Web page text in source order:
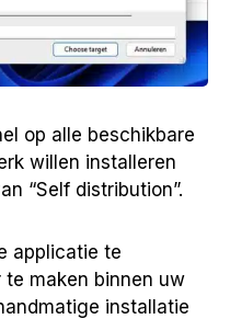
op alle beschikbare
willen installeren
“Self distribution”.
applicatie te
maken binnen uw
installatie